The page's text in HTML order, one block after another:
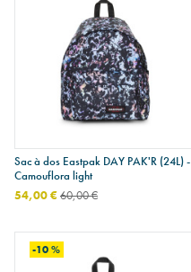
Sac à dos Eastpak DAY PAK'R (24L) -
Camouflora light
54,00 €60,00 €
-10 %